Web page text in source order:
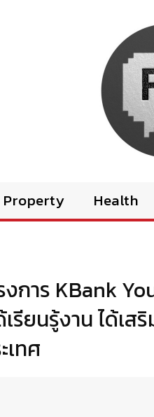
Property Health
การ KBank
รียนรู้งาน ได้เ
ทศ